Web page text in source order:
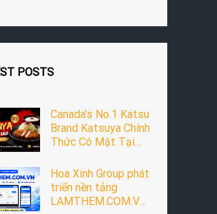
POSTS
Canada’s No.1 Katsu
Brand Katsuya Chính
Thức Có Mặt Tại
Hoa Xinh Group phát
triển nền tảng
LAMTHEM.COM.VN